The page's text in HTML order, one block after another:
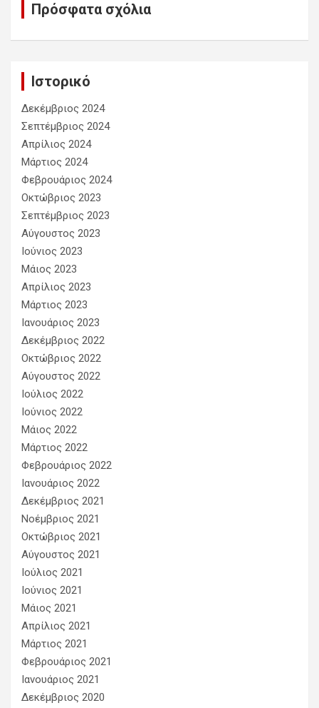
Πρόσφατα σχόλια
Ιστορικό
Δεκέμβριος 2024
Σεπτέμβριος 2024
Απρίλιος 2024
Μάρτιος 2024
Φεβρουάριος 2024
Οκτώβριος 2023
Σεπτέμβριος 2023
Αύγουστος 2023
Ιούνιος 2023
Μάιος 2023
Απρίλιος 2023
Μάρτιος 2023
Ιανουάριος 2023
Δεκέμβριος 2022
Οκτώβριος 2022
Αύγουστος 2022
Ιούλιος 2022
Ιούνιος 2022
Μάιος 2022
Μάρτιος 2022
Φεβρουάριος 2022
Ιανουάριος 2022
Δεκέμβριος 2021
Νοέμβριος 2021
Οκτώβριος 2021
Αύγουστος 2021
Ιούλιος 2021
Ιούνιος 2021
Μάιος 2021
Απρίλιος 2021
Μάρτιος 2021
Φεβρουάριος 2021
Ιανουάριος 2021
Δεκέμβριος 2020